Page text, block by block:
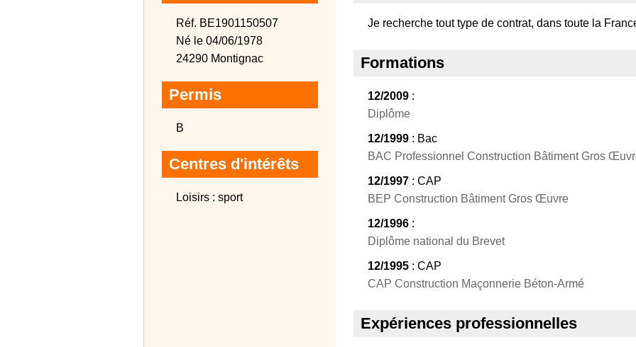
Réf. BE1901150507
Né le 04/06/1978
24290 Montignac
Permis
B
Centres d'intérêts
Loisirs : sport
Je recherche tout type de contrat, dans toute la
Formations
12/2009 :
Diplôme
12/1999 : Bac
BAC Professionnel Construction Bâtiment Gros
12/1997 : CAP
BEP Construction Bâtiment Gros Œuvre
12/1996 :
Diplôme national du Brevet
12/1995 : CAP
CAP Construction Maçonnerie Béton-Armé
Expériences professionnelles